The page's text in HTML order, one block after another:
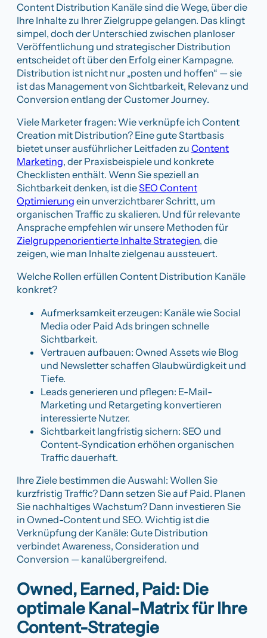
Content Distribution Kanäle sind die Wege, über die
Ihre Inhalte zu Ihrer Zielgruppe gelangen. Das klingt
simpel, doch der Unterschied zwischen planloser
Veröffentlichung und strategischer Distribution
entscheidet oft über den Erfolg einer Kampagne.
Distribution ist nicht nur „posten und hoffen“ — sie
ist das Management von Sichtbarkeit, Relevanz und
Conversion entlang der Customer Journey.
Viele Marketer fragen: Wie verknüpfe ich Content
Creation mit Distribution? Eine gute Startbasis
bietet unser ausführlicher Leitfaden zu Content
Marketing, der Praxisbeispiele und konkrete
Checklisten enthält. Wenn Sie speziell an
Sichtbarkeit denken, ist dieSEO Content
Optimierung ein unverzichtbarer Schritt, um
organischen Traffic zu skalieren. Und für relevante
Ansprache empfehlen wir unsere Methoden für
Zielgruppenorientierte Inhalte Strategien, die
zeigen, wie man Inhalte zielgenau aussteuert.
Welche Rollen erfüllen Content Distribution Kanäle
konkret?
Aufmerksamkeit erzeugen: Kanäle wie Social
Media oder Paid Ads bringen schnelle
Sichtbarkeit.
Vertrauen aufbauen: Owned Assets wie Blog
und Newsletter schaffen Glaubwürdigkeit und
Tiefe.
Leads generieren und pflegen: E-Mail-
Marketing und Retargeting konvertieren
interessierte Nutzer.
Sichtbarkeit langfristig sichern: SEO und
Content-Syndication erhöhen organischen
Traffic dauerhaft.
Ihre Ziele bestimmen die Auswahl: Wollen Sie
kurzfristig Traffic? Dann setzen Sie auf Paid. Planen
Sie nachhaltiges Wachstum? Dann investieren Sie
in Owned-Content und SEO. Wichtig ist die
Verknüpfung der Kanäle: Gute Distribution
verbindet Awareness, Consideration und
Conversion — kanalübergreifend.
Owned, Earned, Paid: Die
optimale Kanal-Matrix für Ihre
Content-Strategie